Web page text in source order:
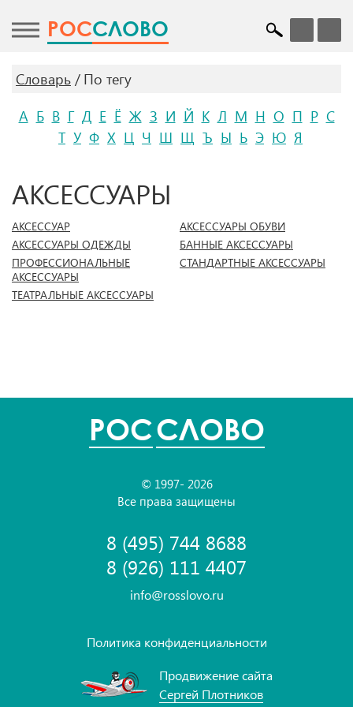
POCСЛОВО
Словарь
По тегу
А Б В Г Д Е Ё Ж З И Й К Л М Н О П Р С
Т У Ф Х Ц Ч Ш Щ Ъ Ы Ь Э Ю Я
АКСЕССУАРЫ
АКСЕССУАР
АКСЕССУАРЫ ОБУВИ
АКСЕССУАРЫ ОДЕЖДЫ
БАННЫЕ АКСЕССУАРЫ
ПРОФЕССИОНАЛЬНЫЕ
АКСЕССУАРЫ
СТАНДАРТНЫЕ АКСЕССУАРЫ
ТЕАТРАЛЬНЫЕ АКСЕССУАРЫ
POCСЛОВО
© 1997- 2026
Все права защищены
8 (495) 744 8688
8 (926) 111 4407
info@rosslovo.ru
Политика конфиденциальности
Продвижение сайта
Сергей Плотников